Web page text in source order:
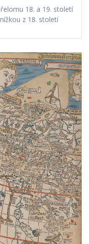
18. a 19. století
z 18. století